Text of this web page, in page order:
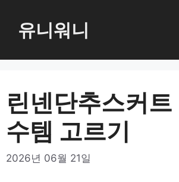
로
너
뛰
기
유니워니
린넨단추스커트
수템 고르기
2026년 06월 21일